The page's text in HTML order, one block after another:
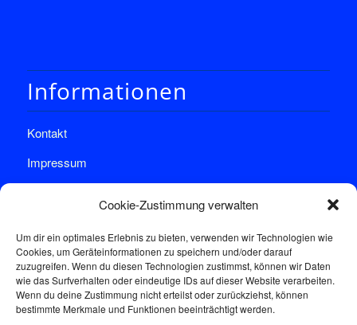
Cookie-Zustimmung verwalten
Um dir ein optimales Erlebnis zu bieten, verwenden wir Technologien wie
Cookies, um Geräteinformationen zu speichern und/oder darauf
zuzugreifen. Wenn du diesen Technologien zustimmst, können wir Daten
wie das Surfverhalten oder eindeutige IDs auf dieser Website verarbeiten.
Wenn du deine Zustimmung nicht erteilst oder zurückziehst, können
bestimmte Merkmale und Funktionen beeinträchtigt werden.
Informationen
Kontakt
Impressum
Sprechstunde